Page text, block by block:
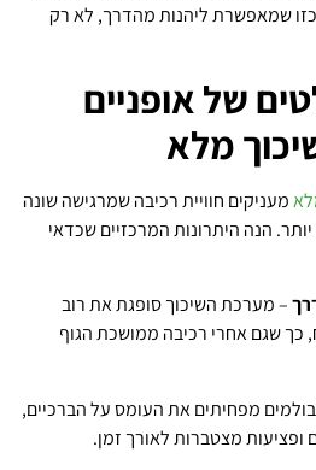
שמאפשרת ליהנות מהדרך, לא רק
של אופניים
מלא
מעניקים חוויית רכיבה שמרגישה שונה
הנה היתרונות המרכזיים שכדאי
– מערכת השיכוך סופגת את רוב
כך שגם אחרי רכיבה ממושכת הגוף
מפחיתים את העומס על הברכיים,
ופציעות מצטברות לאורך זמן.